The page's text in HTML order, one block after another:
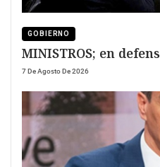
GOBIERNO
MINISTROS; en
7 De Agosto De 2026